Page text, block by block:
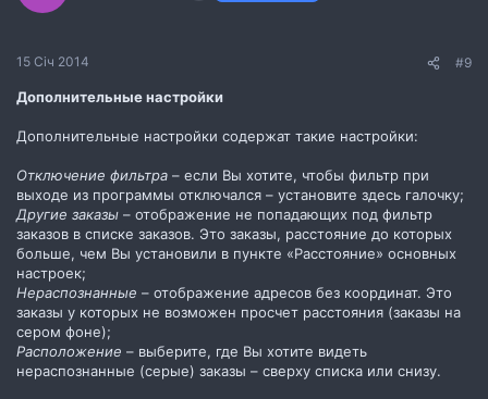
15 Січ 2014 #9
Дополнительные настройки
Дополнительные настройки содержат такие настройки:
Отключение фильтра – если Вы хотите, чтобы фильтр при
выходе из программы отключался – установите здесь галочку;
Другие заказы – отображение не попадающих под фильтр
заказов в списке заказов. Это заказы, расстояние до которых
больше, чем Вы установили в пункте «Расстояние» основных
настроек;
Нераспознанные – отображение адресов без координат. Это
заказы у которых не возможен просчет расстояния (заказы на
сером фоне);
Расположение – выберите, где Вы хотите видеть
нераспознанные (серые) заказы – сверху списка или снизу.